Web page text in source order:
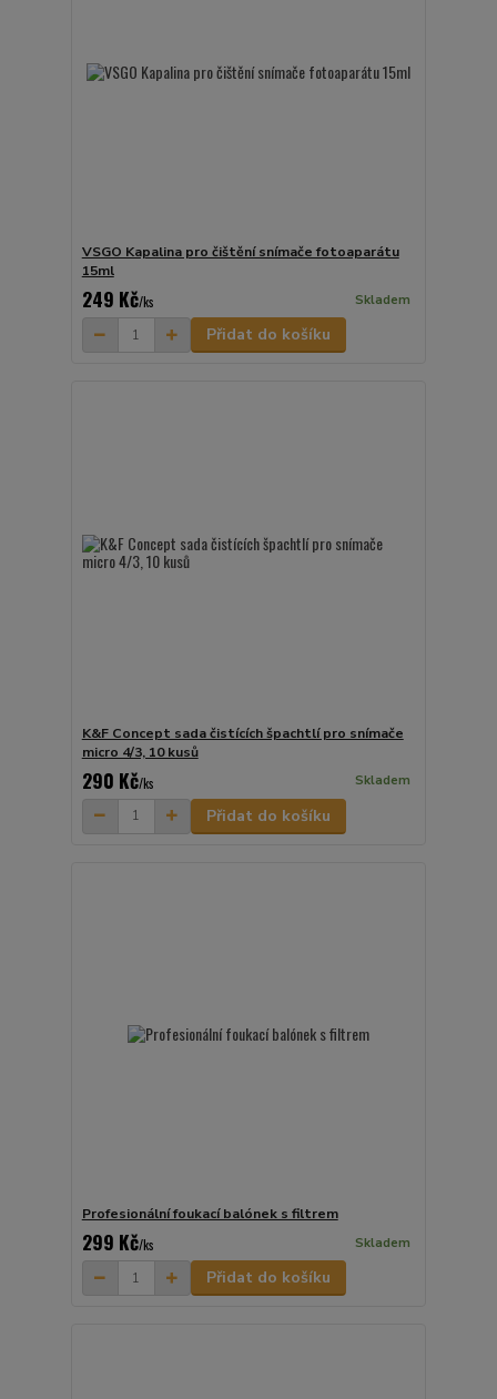
VSGO Kapalina pro čištění snímače fotoaparátu
15ml
249 Kč/ks Skladem
Přidat do košíku
K&F Concept sada čistících špachtlí pro snímače
micro 4/3, 10 kusů
290 Kč/ks Skladem
Přidat do košíku
Profesionální foukací balónek s filtrem
299 Kč/ks Skladem
Přidat do košíku